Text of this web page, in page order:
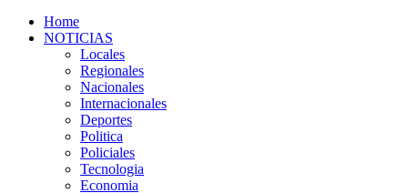
Home
NOTICIAS
Locales
Regionales
Nacionales
Internacionales
Deportes
Politica
Policiales
Tecnologia
Economia